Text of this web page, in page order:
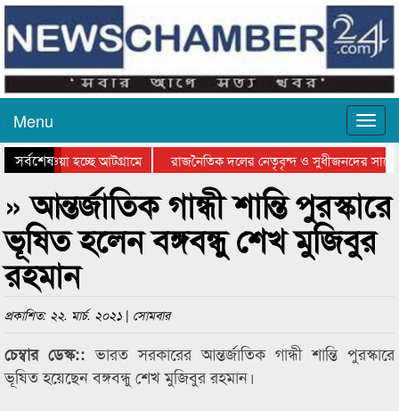
Menu
সর্বশেষ
যাওয়া হচ্ছে আটগ্রামে
রাজনৈতিক দলের নেতৃবৃন্দ ও সুধীজনদের সাথে
পুরস্কার বিতরণ সম্পন্ন
সিলেটে বাংলাদেশ গ্রুপ থিয়েটার
» আন্তর্জাতিক গান্ধী শান্তি পুরস্কারে
ভূষিত হলেন বঙ্গবন্ধু শেখ মুজিবুর
রহমান
প্রকাশিত: ২২. মার্চ. ২০২১ | সোমবার
চেম্বার ডেস্ক::ভারত সরকারের আন্তর্জাতিক গান্ধী শান্তি পুরস্কারে
ভূষিত হয়েছেন বঙ্গবন্ধু শেখ মুজিবুর রহমান।